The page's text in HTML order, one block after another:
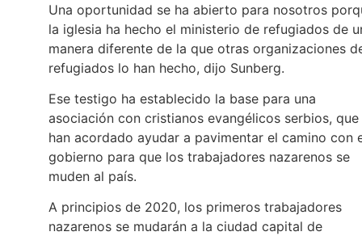
Una oportunidad se ha abierto para nosotros
la iglesia ha hecho el ministerio de refugiados de
manera diferente de la que otras organizaciones
refugiados lo han hecho, dijo Sunberg.
Ese testigo ha establecido la base para una
asociación con cristianos evangélicos serbios, que
han acordado ayudar a pavimentar el camino con
gobierno para que los trabajadores nazarenos se
muden al país.
A principios de 2020, los primeros trabajadores
nazarenos se mudarán a la ciudad capital de